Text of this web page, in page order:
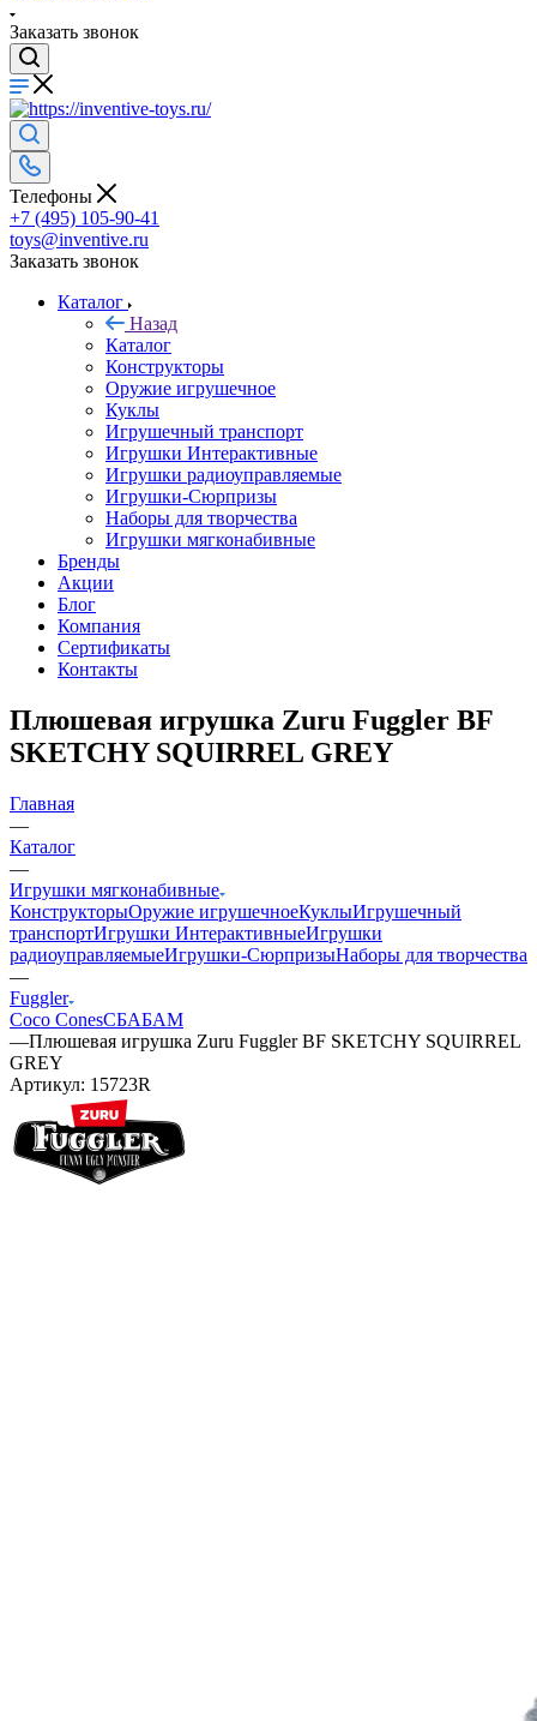
Заказать звонок
Телефоны
+7 (495) 105-90-41
toys@inventive.ru
Заказать звонок
Каталог
Назад
Каталог
Конструкторы
Оружие игрушечное
Куклы
Игрушечный транспорт
Игрушки Интерактивные
Игрушки радиоуправляемые
Игрушки-Сюрпризы
Наборы для творчества
Игрушки мягконабивные
Бренды
Акции
Блог
Компания
Сертификаты
Контакты
Плюшевая игрушка Zuru Fuggler BF
SKETCHY SQUIRREL GREY
Главная
—
Каталог
—
Игрушки мягконабивные
КонструкторыОружие игрушечноеКуклыИгрушечный
транспортИгрушки ИнтерактивныеИгрушки
радиоуправляемыеИгрушки-СюрпризыНаборы для творчества
—
Fuggler
Coco ConesСБАБАМ
—Плюшевая игрушка Zuru Fuggler BF SKETCHY SQUIRREL
GREY
Артикул: 15723R